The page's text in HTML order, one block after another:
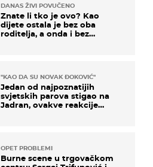
DANAS ŽIVI POVUČENO
Znate li tko je ovo? Kao
dijete ostala je bez oba
roditelja, a onda i bez
"KAO DA SU NOVAK ĐOKOVIĆ"
Jedan od najpoznatijih
svjetskih parova stigao na
Jadran, ovakve reakcije
OPET PROBLEMI
Burne scene u trgovačkom